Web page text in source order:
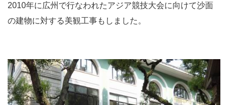
2010年に広州で行なわれたアジア競技大会に向けて沙面
の建物に対する美観工事もしました。